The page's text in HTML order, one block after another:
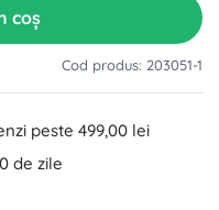
coș
Cod produs: 203051-1
peste 499,00 lei
de zile